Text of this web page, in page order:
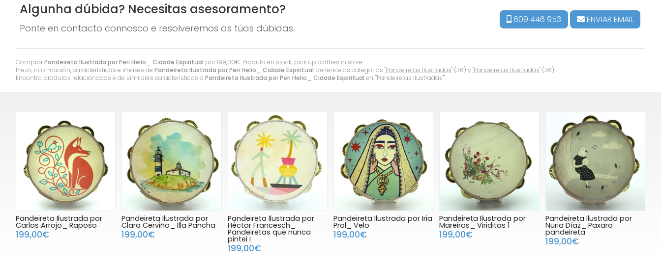
ComprarPandeireta Ilustrada por Peri Helio_ Cidade Espiritual por199,00€. Produto en stock, pick up clothes in store.
Prezo, información, características e imaxes de Pandeireta Ilustrada por Peri Helio_ Cidade Espiritual pertence ás categorias "Pandeiretas Ilustradas" (36) y "Pandeiretas Ilustradas" (36).
Encontra produtos relacionados e de similares características a Pandeireta Ilustrada por Peri Helio_ Cidade Espiritual en ""Pandeiretas Ilustradas"".
Algunha dúbida? Necesitas asesoramento?
Ponte en contacto connosco e resolveremos as túas dúbidas.
609 446 953 ENVIAR EMAIL
Pandeireta Ilustrada por
Carlos Arrojo_ Raposo
199,00€
Pandeireta Ilustrada por
Clara Cerviño_ Illa Pancha
199,00€
Pandeireta Ilustrada por
Héctor Francesch_
Pandeiretas que nunca
pintei I
199,00€
Pandeireta Ilustrada por Iria
Prol_ Velo
199,00€
Pandeireta Ilustrada por
Mareiras_ Viriditas 1
199,00€
Pandeireta Ilustrada por
Nuria Díaz_ Paxaro
pandeireta
199,00€